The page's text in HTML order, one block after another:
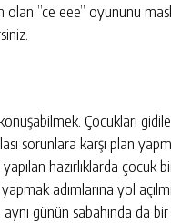
olan ”ce eee” oyununu
Çocukları
sorunlara karşı plan
hazırlıklarda çocuk
adımlarına yol
günün sabahında da